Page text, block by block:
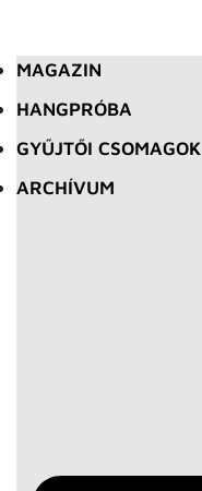
MAGAZIN
HANGPRÓBA
GYŰJTŐI CSOMAGOK
ARCHÍVUM